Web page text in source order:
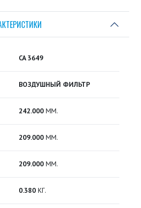
CA 3649
ВОЗДУШНЫЙ ФИЛЬТР
242.000 ММ.
209.000 ММ.
209.000 ММ.
0.380 КГ.